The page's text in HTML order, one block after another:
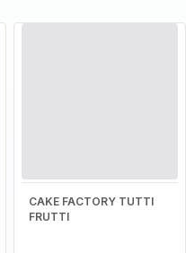
CAKE FACTORY TUTTI
FRUTTI